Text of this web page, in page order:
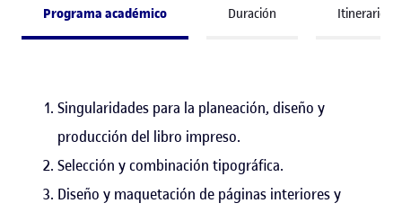
Programa académico Duración Itinerario
Singularidades para la planeación, diseño y
producción del libro impreso.
Selección y combinación tipográfica.
Diseño y maquetación de páginas interiores y